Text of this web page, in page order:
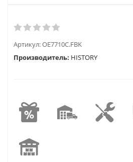
Артикул:OE7710C.FBK
Производитель: HISTORY